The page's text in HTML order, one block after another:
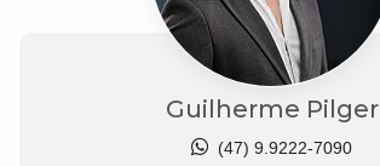
Guilherme Pilger
(47) 9.9222-7090